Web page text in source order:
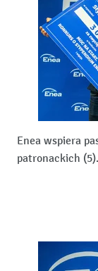
Enea wspiera
patronackich